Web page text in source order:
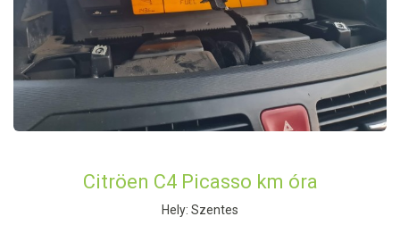
Citröen C4 Picasso km óra
Hely: Szentes